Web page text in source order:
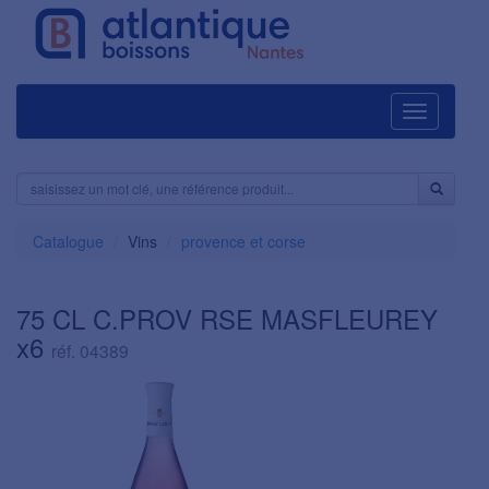
Navigation
Catalogue Vins provence et corse
75 CL C.PROV RSE MASFLEUREY
x6 réf. 04389